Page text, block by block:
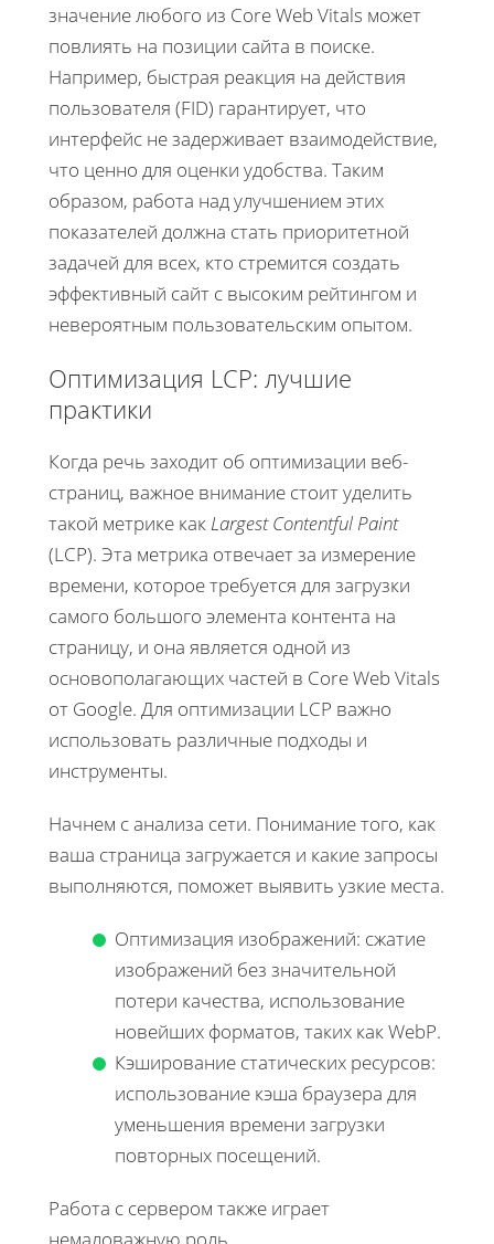
значение любого из Core Web Vitals может
повлиять на позиции сайта в поиске.
Например, быстрая реакция на действия
пользователя (FID) гарантирует, что
интерфейс не задерживает взаимодействие,
что ценно для оценки удобства. Таким
образом, работа над улучшением этих
показателей должна стать приоритетной
задачей для всех, кто стремится создать
эффективный сайт с высоким рейтингом и
невероятным пользовательским опытом.
Оптимизация LCP: лучшие
практики
Когда речь заходит об оптимизации веб-
страниц, важное внимание стоит уделить
такой метрике как Largest Contentful Paint
(LCP). Эта метрика отвечает за измерение
времени, которое требуется для загрузки
самого большого элемента контента на
страницу, и она является одной из
основополагающих частей в Core Web Vitals
от Google. Для оптимизации LCP важно
использовать различные подходы и
инструменты.
Начнем с анализа сети. Понимание того, как
ваша страница загружается и какие запросы
выполняются, поможет выявить узкие места.
Оптимизация изображений: сжатие
изображений без значительной
потери качества, использование
новейших форматов, таких как WebP.
Кэширование статических ресурсов:
использование кэша браузера для
уменьшения времени загрузки
повторных посещений.
Работа с сервером также играет
немаловажную роль.